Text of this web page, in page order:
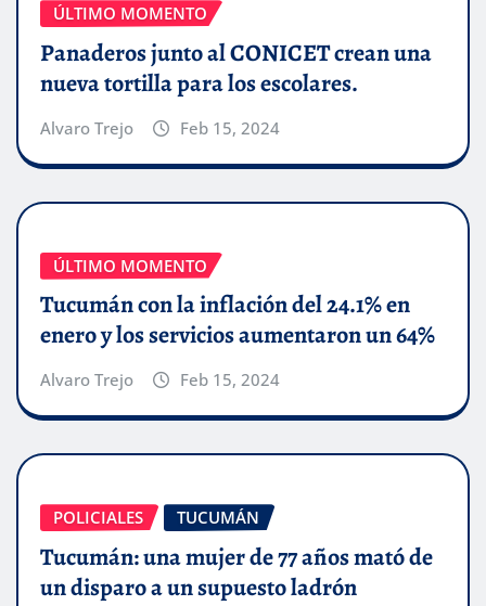
ÚLTIMO MOMENTO
Panaderos junto al CONICET crean una
nueva tortilla para los escolares.
Alvaro Trejo Feb 15, 2024
ÚLTIMO MOMENTO
Tucumán con la inflación del 24.1% en
enero y los servicios aumentaron un 64%
Alvaro Trejo Feb 15, 2024
POLICIALES TUCUMÁN
Tucumán: una mujer de 77 años mató de
un disparo a un supuesto ladrón